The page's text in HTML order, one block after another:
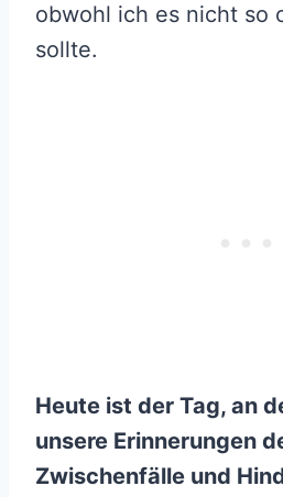
obwohl ich es nicht so
sollte.
Heute ist der Tag, an
unsere Erinnerungen
Zwischenfälle und